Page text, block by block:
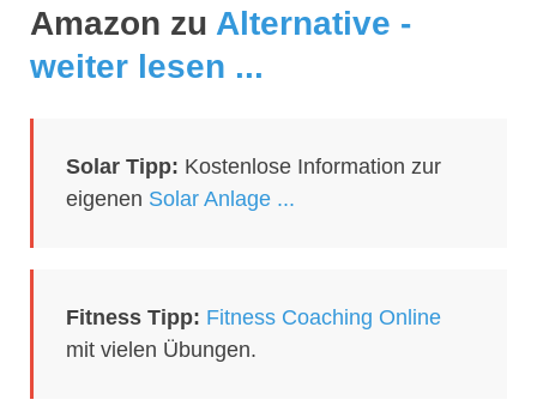
Amazon zu Alternative -
weiter lesen ...
Solar Tipp: Kostenlose Information zur
eigenen Solar Anlage ...
Fitness Tipp: Fitness Coaching Online
mit vielen Übungen.